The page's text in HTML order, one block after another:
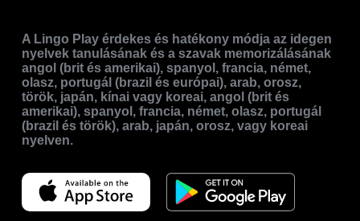
A Lingo Play érdekes és hatékony módja az idegen
nyelvek tanulásának és a szavak memorizálásának
angol (brit és amerikai), spanyol, francia, német,
olasz, portugál (brazil és európai), arab, orosz,
török, japán, kínai vagy koreai, angol (brit és
amerikai), spanyol, francia, német, olasz, portugál
(brazil és török), arab, japán, orosz, vagy koreai
nyelven.